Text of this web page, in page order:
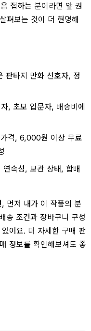
접하는 분이라면 앞 권
펴보는 것이 더 현명해
판타지 만화 선호자, 정
, 초보 입문자, 배송비에
격, 6,000원 이상 무료
속성, 보관 상태, 합배
먼저 내가 이 작품의 분
송 조건과 장바구니 구성
어요. 더 자세한 구매 판
정보를 확인해보셔도 좋